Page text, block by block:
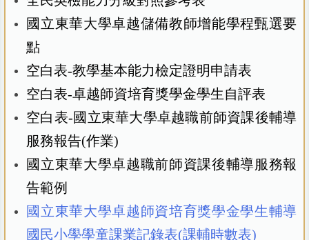
國立東華大學卓越儲備教師增能學程甄選要
點
空白表-教學基本能力檢定證明申請表
空白表-卓越師資培育獎學金學生自評表
空白表-國立東華大學卓越職前師資課後輔導
服務報告(作業)
國立東華大學卓越職前師資課後輔導服務報
告範例
國立東華大學卓越師資培育獎學金學生輔導
國民小學學童課業記錄表(課輔時數表)